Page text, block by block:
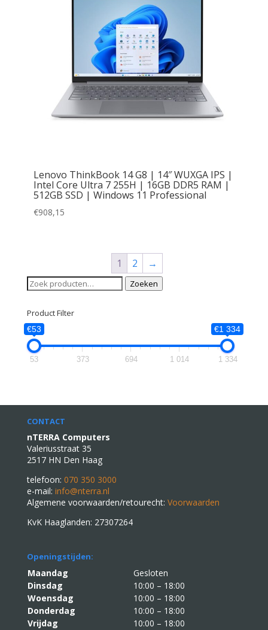
Lenovo ThinkBook 14 G8 | 14″ WUXGA IPS |
Intel Core Ultra 7 255H | 16GB DDR5 RAM |
512GB SSD | Windows 11 Professional
€908,15
1 2
→
Zoeken
naar:
Zoeken
Product Filter
€53 €1 334
53 373 694 1 014 1 334
CONTACT
nTERRA Computers
Valeriusstraat 35
2517 HN Den Haag
telefoon: 070 350 3000
e-mail: info@nterra.nl
Algemene voorwaarden/retourecht: Voorwaarden
KvK Haaglanden: 27307264
Openingstijden:
Maandag
Gesloten
Dinsdag
10:00 – 18:00
Woensdag
10:00 – 18:00
Donderdag
10:00 – 18:00
Vrijdag
10:00 – 18:00